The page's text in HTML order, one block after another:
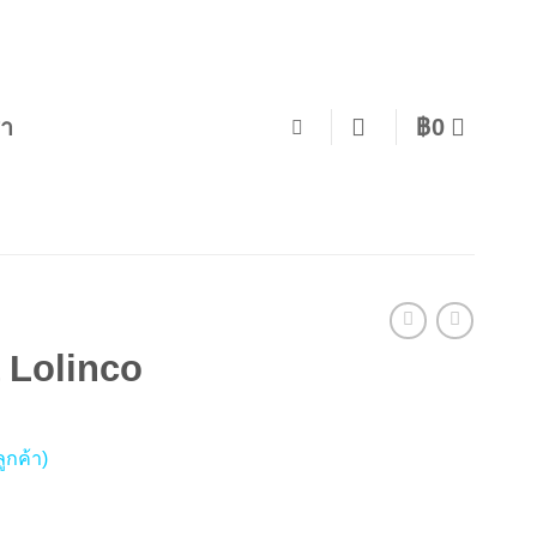
฿0
Lolinco
กค้า)